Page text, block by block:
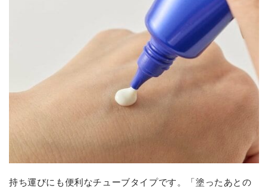
持ち運びにも便利なチューブタイプです。「塗ったあとの